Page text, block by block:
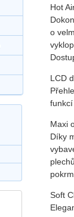
Hot
o
LCD
Maxi
Díky
Soft